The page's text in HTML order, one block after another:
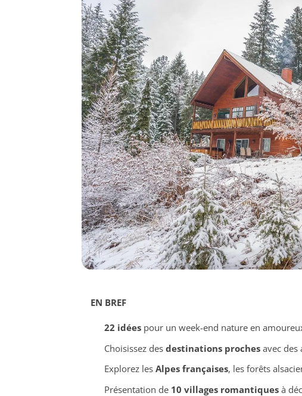
EN BREF
22 idéespour un week-end nature en
Choisissez des destinations prochesavec des
Explorez les Alpes françaises, les forêts
Présentation de 10 villages romantiquesà